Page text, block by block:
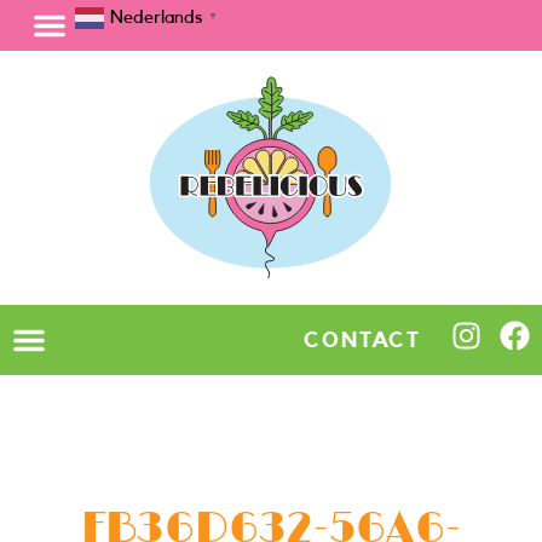
Nederlands ▼
CONTACT
FB36D632-56A6-